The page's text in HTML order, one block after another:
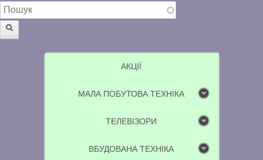
Пошукова форма
АКЦІЇ
МАЛА ПОБУТОВА ТЕХНІКА
ТЕЛЕВІЗОРИ
ВБУДОВАНА ТЕХНІКА